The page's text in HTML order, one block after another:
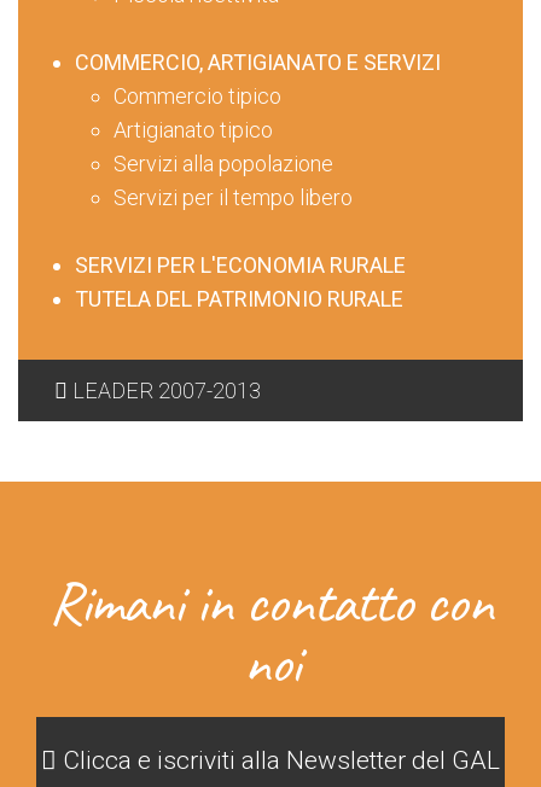
COMMERCIO, ARTIGIANATO E SERVIZI
Commercio tipico
Artigianato tipico
Servizi alla popolazione
Servizi per il tempo libero
SERVIZI PER L'ECONOMIA RURALE
TUTELA DEL PATRIMONIO RURALE
LEADER 2007-2013
Rimani in contatto con
noi
Clicca e iscriviti alla Newsletter del GAL